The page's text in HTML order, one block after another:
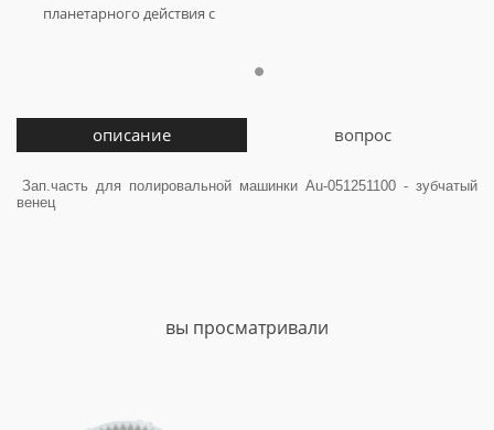
планетарного действия с
описание вопрос
Зап.часть для полировальной машинки Au-051251100 - зубчатый
венец
вы просматривали